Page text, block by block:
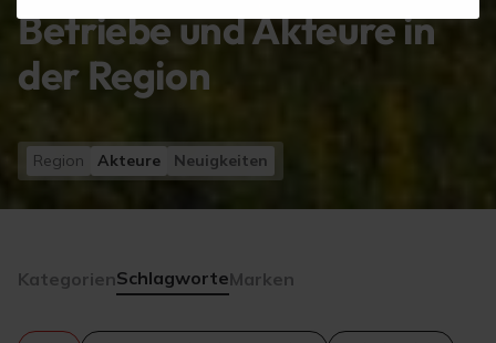
Betriebe und Akteure in
der Region
Region Akteure Neuigkeiten
KategorienSchlagworteMarken